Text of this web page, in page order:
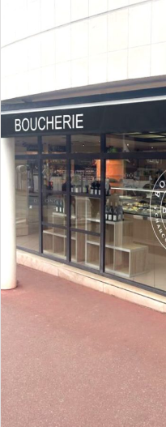
Salons de thé
Voyager
Tous les hôtels
hôtels F1
Campings
Gites
Chambres d’hôtes
Hébergements motards
Terrains à louer
Bonnes adresses 1
Alcools – vins
Bières